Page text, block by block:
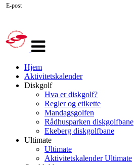
navigasjon
Hjem
Aktivitetskalender
Diskgolf
Hva er diskgolf?
Regler og etikette
Mandagsgolfen
Rådhusparken diskgolfbane
Ekeberg diskgolfbane
Ultimate
Ultimate
Aktivitetskalender Ultimate
E-post